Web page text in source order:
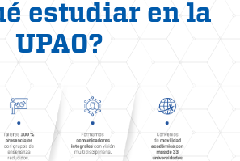
estudiar en la
UPAO?